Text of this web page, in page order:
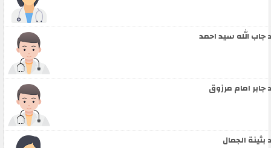
جاب الله سيد احمد
جابر امام مرزوق
بثينة الجمال